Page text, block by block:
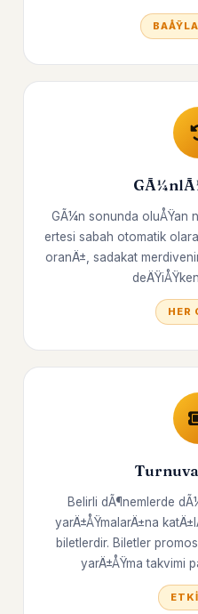
GÃ¼n sonunda oluÅŸan
ertesi sabah otomatik
oranÄ±, sadakat
HER
Belirli dÃ¶nemlerde
yarÄ±ÅŸmalarÄ±na
biletlerdir. Biletler
yarÄ±ÅŸma takvimi